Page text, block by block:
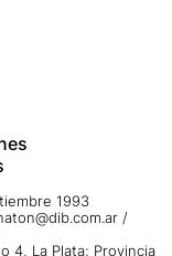
1993
/
4, La Plata; Provincia